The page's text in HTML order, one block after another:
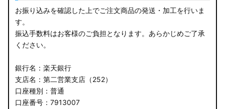
お振り込みを確認した上でご注文商品の発送・加工を行いま
す。
振込手数料はお客様のご負担となります。あらかじめご了承
ください。
銀行名：楽天銀行
支店名：第二営業支店（252）
口座種別：普通
口座番号：7913007